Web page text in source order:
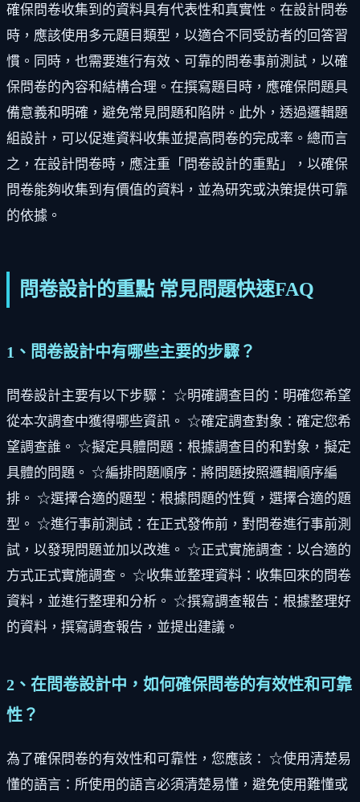
確保問卷收集到的資料具有代表性和真實性。在設計問卷
時，應該使用多元題目類型，以適合不同受訪者的回答習
慣。同時，也需要進行有效、可靠的問卷事前測試，以確
保問卷的內容和結構合理。在撰寫題目時，應確保問題具
備意義和明確，避免常見問題和陷阱。此外，透過邏輯題
組設計，可以促進資料收集並提高問卷的完成率。總而言
之，在設計問卷時，應注重「問卷設計的重點」，以確保
問卷能夠收集到有價值的資料，並為研究或決策提供可靠
的依據。
問卷設計的重點 常見問題快速FAQ
1、問卷設計中有哪些主要的步驟？
問卷設計主要有以下步驟： ☆明確調查目的：明確您希望
從本次調查中獲得哪些資訊。 ☆確定調查對象：確定您希
望調查誰。 ☆擬定具體問題：根據調查目的和對象，擬定
具體的問題。 ☆編排問題順序：將問題按照邏輯順序編
排。 ☆選擇合適的題型：根據問題的性質，選擇合適的題
型。 ☆進行事前測試：在正式發佈前，對問卷進行事前測
試，以發現問題並加以改進。 ☆正式實施調查：以合適的
方式正式實施調查。 ☆收集並整理資料：收集回來的問卷
資料，並進行整理和分析。 ☆撰寫調查報告：根據整理好
的資料，撰寫調查報告，並提出建議。
2、在問卷設計中，如何確保問卷的有效性和可靠
性？
為了確保問卷的有效性和可靠性，您應該： ☆使用清楚易
懂的語言：所使用的語言必須清楚易懂，避免使用難懂或